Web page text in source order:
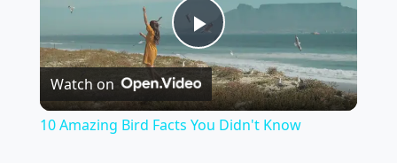
P
l
Watch on
10 Amazing Bird Facts You Didn't Know